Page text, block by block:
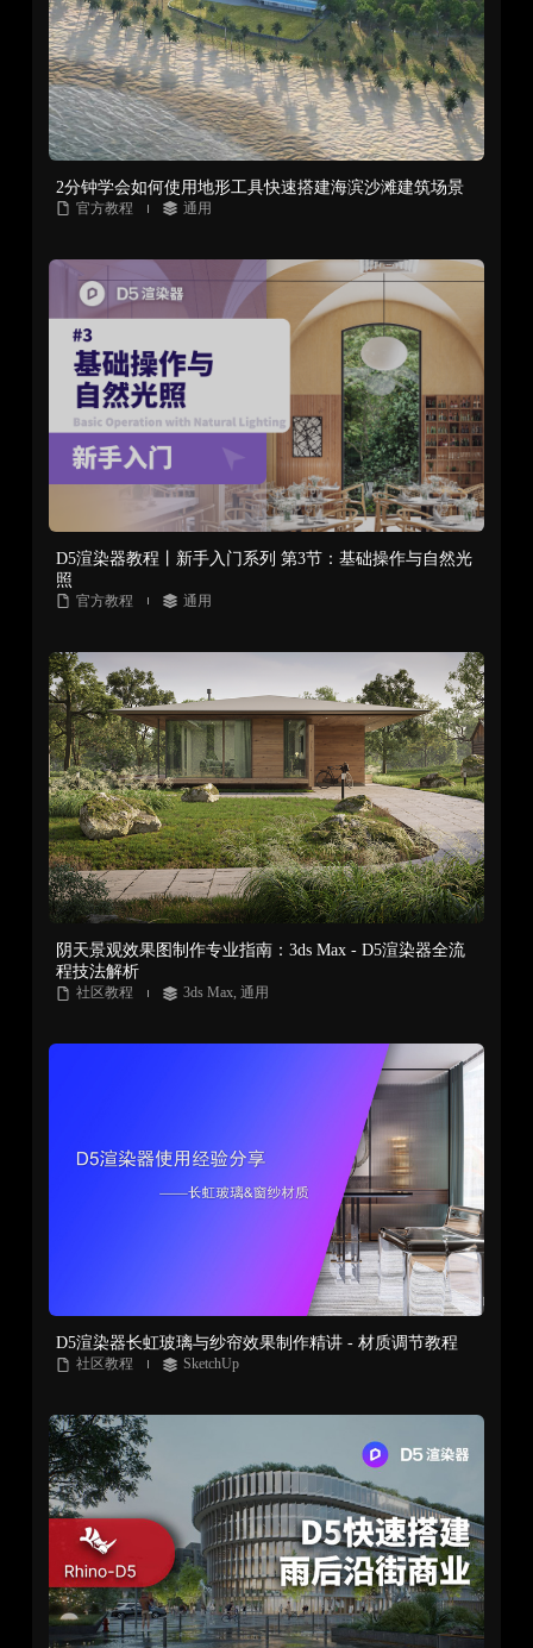
2分钟学会如何使用地形工具快速搭建海滨沙滩建筑场景
官方教程 通用
D5渲染器教程丨新手入门系列 第3节：基础操作与自然光
照
官方教程 通用
阴天景观效果图制作专业指南：3ds Max - D5渲染器全流
程技法解析
社区教程 3ds Max, 通用
D5渲染器长虹玻璃与纱帘效果制作精讲 - 材质调节教程
社区教程 SketchUp